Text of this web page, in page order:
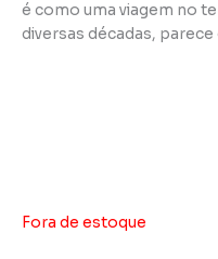
é como uma viagem no
diversas décadas,
Fora de estoque